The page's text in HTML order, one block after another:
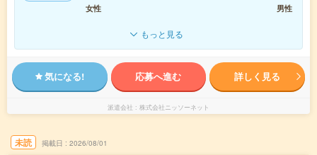
女性
男性
もっと見る
気になる! 応募へ進む 詳しく見る
派遣会社 株式会社ニッソーネット
未読 掲載日 2026/08/01